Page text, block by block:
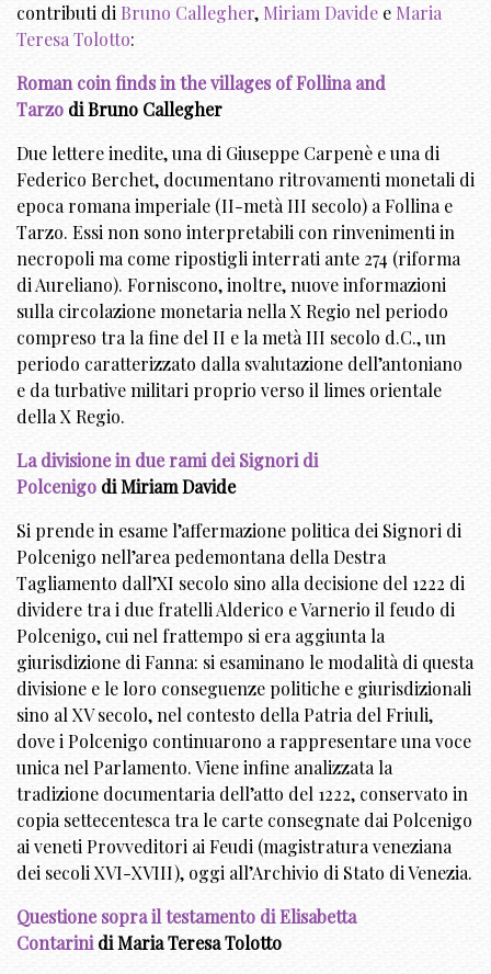
contributi di Bruno Callegher, Miriam Davide e Maria
Teresa Tolotto:
Roman coin finds in the villages of Follina and
Tarzo di Bruno Callegher
Due lettere inedite, una di Giuseppe Carpenè e una di
Federico Berchet, documentano ritrovamenti monetali di
epoca romana imperiale (II-metà III secolo) a Follina e
Tarzo. Essi non sono interpretabili con rinvenimenti in
necropoli ma come ripostigli interrati ante 274 (riforma
di Aureliano). Forniscono, inoltre, nuove informazioni
sulla circolazione monetaria nella X Regio nel periodo
compreso tra la fine del II e la metà III secolo d.C., un
periodo caratterizzato dalla svalutazione dell’antoniano
e da turbative militari proprio verso il limes orientale
della X Regio.
La divisione in due rami dei Signori di
Polcenigo di Miriam Davide
Si prende in esame l’affermazione politica dei Signori di
Polcenigo nell’area pedemontana della Destra
Tagliamento dall’XI secolo sino alla decisione del 1222 di
dividere tra i due fratelli Alderico e Varnerio il feudo di
Polcenigo, cui nel frattempo si era aggiunta la
giurisdizione di Fanna: si esaminano le modalità di questa
divisione e le loro conseguenze politiche e giurisdizionali
sino al XV secolo, nel contesto della Patria del Friuli,
dove i Polcenigo continuarono a rappresentare una voce
unica nel Parlamento. Viene infine analizzata la
tradizione documentaria dell’atto del 1222, conservato in
copia settecentesca tra le carte consegnate dai Polcenigo
ai veneti Provveditori ai Feudi (magistratura veneziana
dei secoli XVI-XVIII), oggi all’Archivio di Stato di Venezia.
Questione sopra il testamento di Elisabetta
Contarini di Maria Teresa Tolotto